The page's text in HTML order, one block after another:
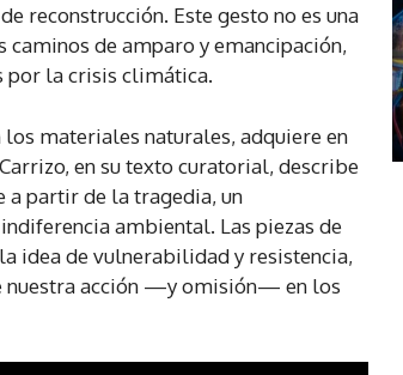
reconstrucción. Este gesto no es una
caminos de amparo y emancipación,
por la crisis climática.
materiales naturales, adquiere en
en su texto curatorial, describe
a partir de la tragedia, un
ambiental. Las piezas de
idea de vulnerabilidad y resistencia,
nuestra acción —y omisión— en los